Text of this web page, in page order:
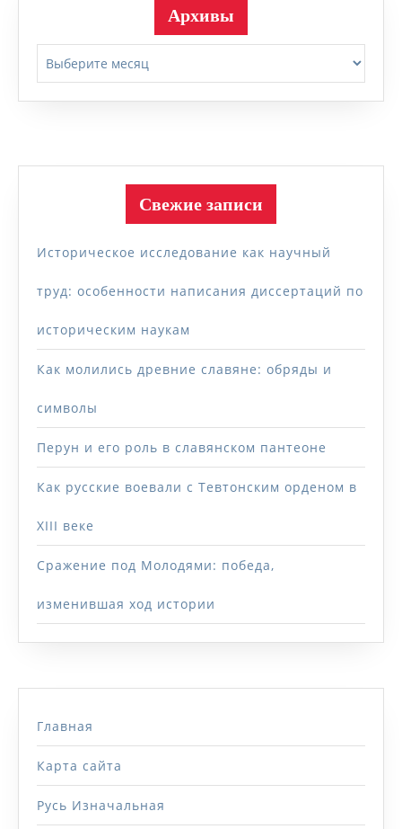
Архивы
Свежие записи
Историческое исследование как научный
труд: особенности написания диссертаций по
историческим наукам
Как молились древние славяне: обряды и
символы
Перун и его роль в славянском пантеоне
Как русские воевали с Тевтонским орденом в
XIII веке
Сражение под Молодями: победа,
изменившая ход истории
Главная
Карта сайта
Русь Изначальная